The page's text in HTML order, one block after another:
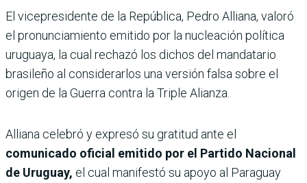
El vicepresidente de la República, Pedro Alliana, valoró
el pronunciamiento emitido por la nucleación política
uruguaya, la cual rechazó los dichos del mandatario
brasileño al considerarlos una versión falsa sobre el
origen de la Guerra contra la Triple Alianza.
Alliana celebró y expresó su gratitud ante el
comunicado oficial emitido por el Partido Nacional
de Uruguay, el cual manifestó su apoyo al Paraguay